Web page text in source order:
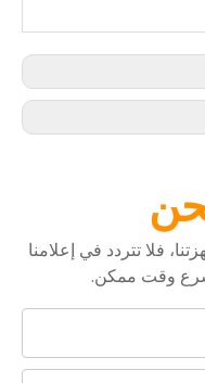
فلا تتردد في إعلامنا
وقت ممكن.